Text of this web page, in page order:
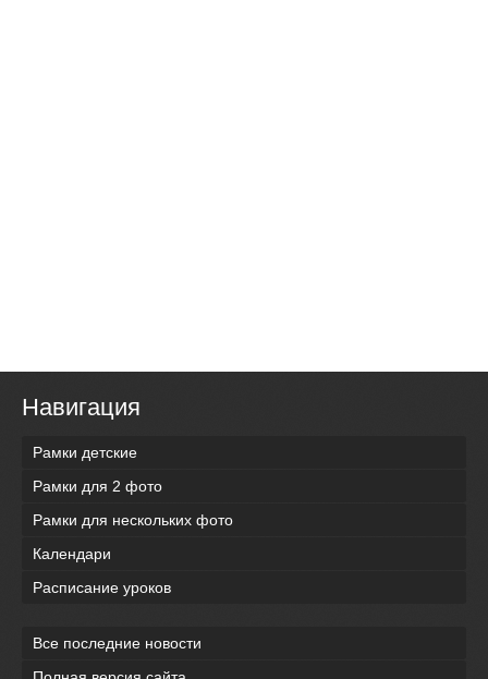
Навигация
Рамки детские
Рамки для 2 фото
Рамки для нескольких фото
Календари
Расписание уроков
Все последние новости